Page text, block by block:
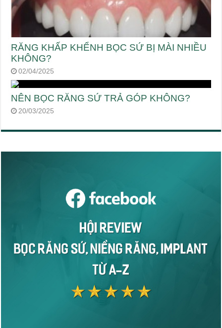
RĂNG KHẤP KHỂNH BỌC SỨ BỊ MÀI NHIỀU
KHÔNG?
02/04/2025
NÊN BỌC RĂNG SỨ TRẢ GÓP KHÔNG?
20/03/2025